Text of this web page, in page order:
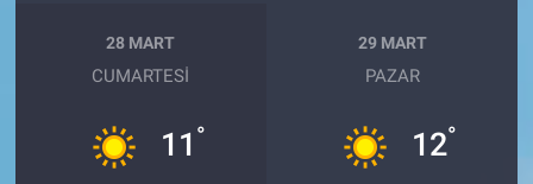
28 MART
CUMARTESI
11 °
29 MART
PAZAR
12°